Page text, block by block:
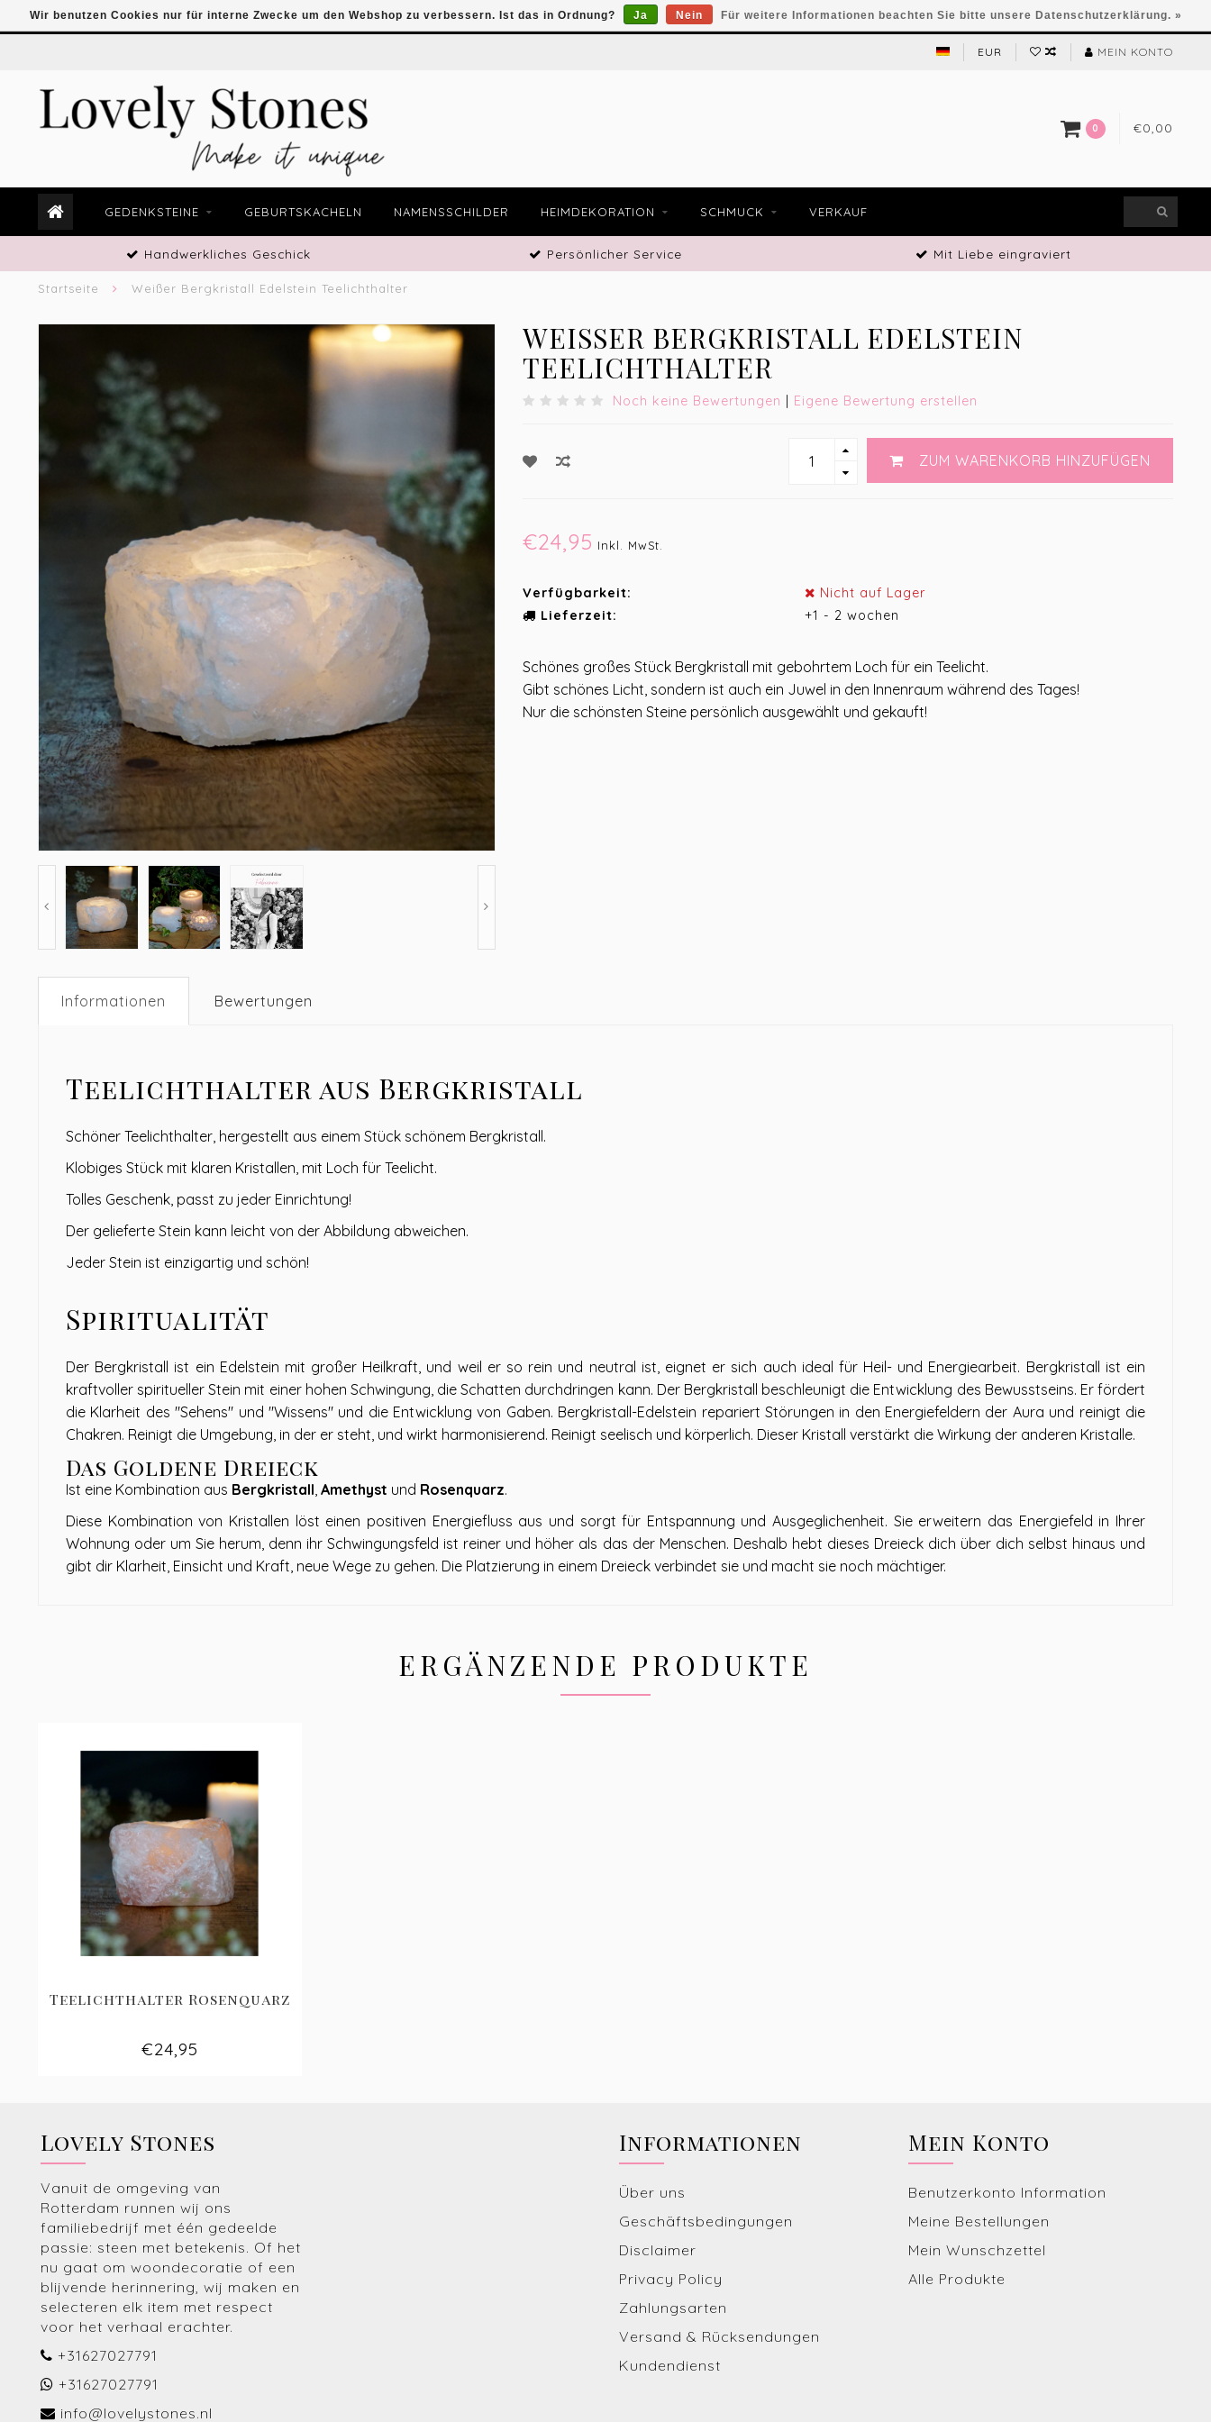
EUR MEIN KONTO
0 €0,00
GEDENKSTEINE GEBURTSKACHELN NAMENSSCHILDER HEIMDEKORATION SCHMUCK VERKAUF
Handwerkliches Geschick Persönlicher Service Mit Liebe eingraviert
Startseite Weißer Bergkristall Edelstein Teelichthalter
WEISSER BERGKRISTALL EDELSTEIN T
EELICHTHALTER
Noch keine Bewertungen | Eigene Bewertung erstellen
ZUM WARENKORB HINZUFÜGEN
€24,95 Inkl. MwSt.
Verfügbarkeit:
Nicht auf Lager
Lieferzeit:
+1 - 2 wochen
Schönes großes Stück Bergkristall mit gebohrtem Loch für ein Teelicht.
Gibt schönes Licht, sondern ist auch ein Juwel in den Innenraum während des Tages!
Nur die schönsten Steine persönlich ausgewählt und gekauft!
Informationen Bewertungen
Teelichthalter aus Bergkristall
Schöner Teelichthalter, hergestellt aus einem Stück schönem Bergkristall.
Klobiges Stück mit klaren Kristallen, mit Loch für Teelicht.
Tolles Geschenk, passt zu jeder Einrichtung!
Der gelieferte Stein kann leicht von der Abbildung abweichen.
Jeder Stein ist einzigartig und schön!
Spiritualität
Der Bergkristall ist ein Edelstein mit großer Heilkraft, und weil er so rein und neutral ist, eignet er sich auch ideal für Heil- und Energiearbeit. Bergkristall ist ein
kraftvoller spiritueller Stein mit einer hohen Schwingung, die Schatten durchdringen kann. Der Bergkristall beschleunigt die Entwicklung des Bewusstseins. Er fördert
die Klarheit des "Sehens" und "Wissens" und die Entwicklung von Gaben. Bergkristall-Edelstein repariert Störungen in den Energiefeldern der Aura und reinigt die
Chakren. Reinigt die Umgebung, in der er steht, und wirkt harmonisierend. Reinigt seelisch und körperlich. Dieser Kristall verstärkt die Wirkung der anderen Kristalle.
Das Goldene Dreieck
Ist eine Kombination aus Bergkristall Amethyst und Rosenquarz.
Diese Kombination von Kristallen löst einen positiven Energiefluss aus und sorgt für Entspannung und Ausgeglichenheit. Sie erweitern das Energiefeld in Ihrer
Wohnung oder um Sie herum, denn ihr Schwingungsfeld ist reiner und höher als das der Menschen. Deshalb hebt dieses Dreieck dich über dich selbst hinaus und
gibt dir Klarheit, Einsicht und Kraft, neue Wege zu gehen. Die Platzierung in einem Dreieck verbindet sie und macht sie noch mächtiger.
ERGÄNZENDE PRODUKTE
Teelichthalter Rosenquarz
€24,95
Wir benutzen Cookies nur für interne Zwecke um den Webshop zu verbessern. Ist das in Ordnung? Ja Nein Für weitere Informationen beachten Sie bitte unsere Datenschutzerklärung. »
Lovely Stones
Vanuit de omgeving van
Rotterdam runnen wij ons
familiebedrijf met één gedeelde
passie: steen met betekenis. Of het
nu gaat om woondecoratie of een
blijvende herinnering, wij maken en
selecteren elk item met respect
voor het verhaal erachter.
+31627027791
+31627027791
info@lovelystones.nl
Informationen
Über uns
Geschäftsbedingungen
Disclaimer
Privacy Policy
Zahlungsarten
Versand & Rücksendungen
Kundendienst
Mein Konto
Benutzerkonto Information
Meine Bestellungen
Mein Wunschzettel
Alle Produkte